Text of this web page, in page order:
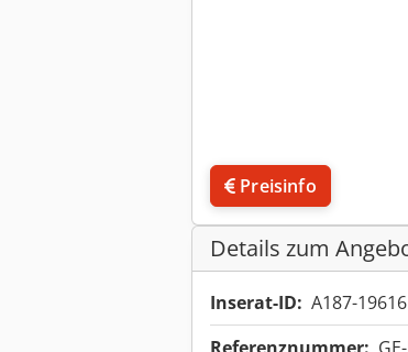
Preisinfo
Details zum
Inserat-ID: A187-19616